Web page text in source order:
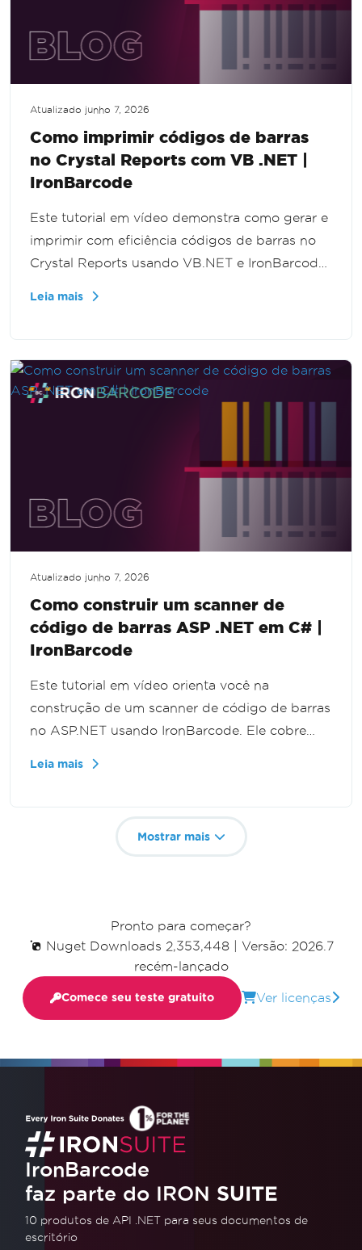
Atualizado junho 7, 2026
Como imprimir códigos de barras
no Crystal Reports com VB .NET |
IronBarcode
Este tutorial em vídeo demonstra como gerar e
imprimir com eficiência códigos de barras no
Crystal Reports usando VB.NET e IronBarcode.
Leia mais
Atualizado junho 7, 2026
Como construir um scanner de
código de barras ASP .NET em C# |
IronBarcode
Este tutorial em vídeo orienta você na
construção de um scanner de código de barras
no ASP.NET usando IronBarcode. Ele cobre
para dominar esta aplicação útil.
Leia mais
Mostrar mais
Pronto para começar?
Nuget Downloads 2,353,448| Versão: 2026.7
recém-lançado
Comece seu teste gratuito Ver licenças
IronBarcode
faz parte do IRON SUITE
10 produtos de API .NET para seus documentos de
escritório